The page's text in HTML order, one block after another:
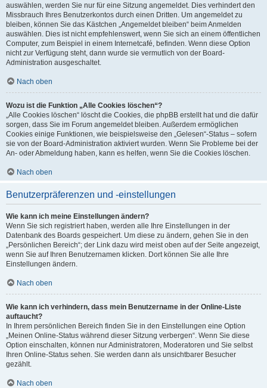
auswählen, werden Sie nur für eine Sitzung angemeldet. Dies verhindert den
Missbrauch Ihres Benutzerkontos durch einen Dritten. Um angemeldet zu
bleiben, können Sie das Kästchen „Angemeldet bleiben“ beim Anmelden
auswählen. Dies ist nicht empfehlenswert, wenn Sie sich an einem öffentlichen
Computer, zum Beispiel in einem Internetcafé, befinden. Wenn diese Option
nicht zur Verfügung steht, dann wurde sie vermutlich von der Board-
Administration ausgeschaltet.
Nach oben
Wozu ist die Funktion „Alle Cookies löschen“?
„Alle Cookies löschen“ löscht die Cookies, die phpBB erstellt hat und die dafür
sorgen, dass Sie im Forum angemeldet bleiben. Außerdem ermöglichen
Cookies einige Funktionen, wie beispielsweise den „Gelesen“-Status – sofern
sie von der Board-Administration aktiviert wurden. Wenn Sie Probleme bei der
An- oder Abmeldung haben, kann es helfen, wenn Sie die Cookies löschen.
Nach oben
Benutzerpräferenzen und -einstellungen
Wie kann ich meine Einstellungen ändern?
Wenn Sie sich registriert haben, werden alle Ihre Einstellungen in der
Datenbank des Boards gespeichert. Um diese zu ändern, gehen Sie in den
„Persönlichen Bereich“; der Link dazu wird meist oben auf der Seite angezeigt,
wenn Sie auf Ihren Benutzernamen klicken. Dort können Sie alle Ihre
Einstellungen ändern.
Nach oben
Wie kann ich verhindern, dass mein Benutzername in der Online-Liste
auftaucht?
In Ihrem persönlichen Bereich finden Sie in den Einstellungen eine Option
„Meinen Online-Status während dieser Sitzung verbergen“. Wenn Sie diese
Option einschalten, können nur Administratoren, Moderatoren und Sie selbst
Ihren Online-Status sehen. Sie werden dann als unsichtbarer Besucher
gezählt.
Nach oben